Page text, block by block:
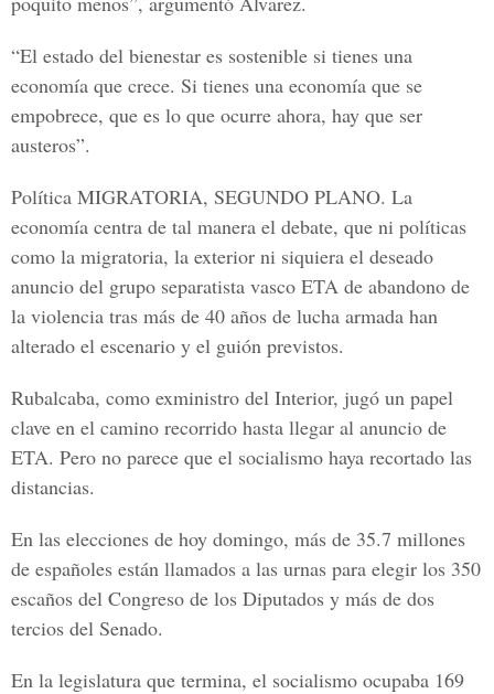
“El estado del bienestar es sostenible si tienes una
economía que crece. Si tienes una economía que se
empobrece, que es lo que ocurre ahora, hay que ser
austeros”.
Política MIGRATORIA, SEGUNDO PLANO. La
economía centra de tal manera el debate, que ni políticas
como la migratoria, la exterior ni siquiera el deseado
anuncio del grupo separatista vasco ETA de abandono de
la violencia tras más de 40 años de lucha armada han
alterado el escenario y el guión previstos.
Rubalcaba, como exministro del Interior, jugó un papel
clave en el camino recorrido hasta llegar al anuncio de
ETA. Pero no parece que el socialismo haya recortado las
distancias.
En las elecciones de hoy domingo, más de 35.7 millones
de españoles están llamados a las urnas para elegir los 350
escaños del Congreso de los Diputados y más de dos
tercios del Senado.
En la legislatura que termina, el socialismo ocupaba 169